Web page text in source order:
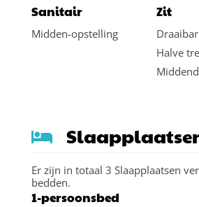
Sanitair
Midden-opstelling
Zit
Halve
Er zijn in totaal 3 Slaapplaatsen
bedden.
1-persoonsbed